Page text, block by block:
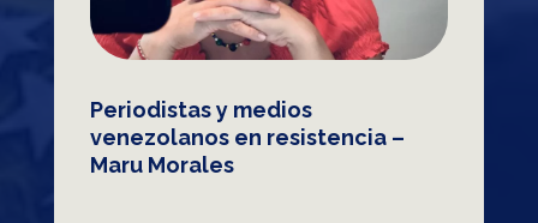
Periodistas y medios
venezolanos en resistencia –
Maru Morales